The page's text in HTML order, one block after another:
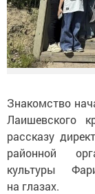
Знакомство
Лаишевского
рассказу
районной
культуры
на глазах.